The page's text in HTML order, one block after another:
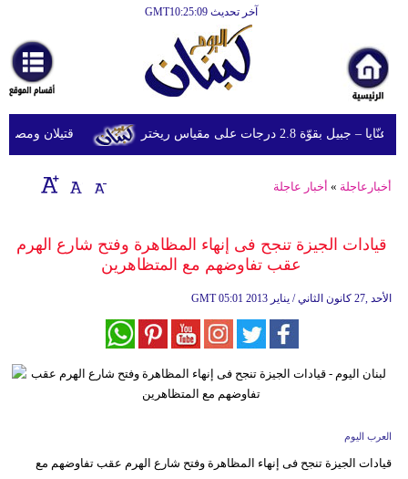
آخر تحديث GMT10:25:09
أخبارعاجلة
رياضة
ثقافة
إقتصاد
وموسيقى
ديكور
قتيلان ومصابون جراء 14 غارة إسرائيلية على 2.8 درجات على مقياس ريختر
أخبارعاجلة » أخبار عاجلة
قيادات الجيزة تنجح فى إنهاء المظاهرة وفتح شارع الهرم
عقب تفاوضهم مع المتظاهرين
GMT 05:01 2013 الأحد ,27 كانون الثاني / يناير
العرب اليوم
قيادات الجيزة تنجح فى إنهاء المظاهرة وفتح شارع الهرم عقب تفاوضهم مع